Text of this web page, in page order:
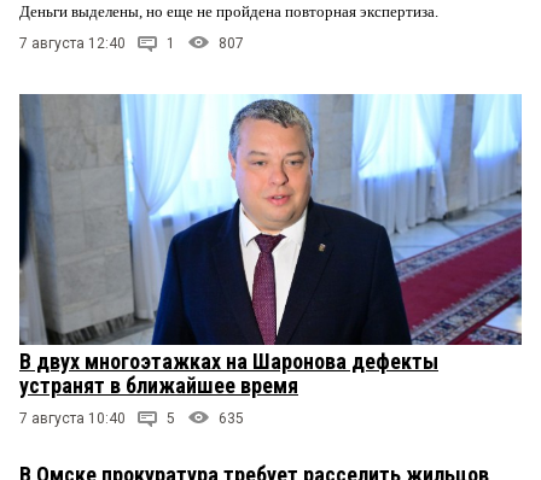
Деньги выделены, но еще не пройдена повторная экспертиза.
7 августа 12:40 1 807
В двух многоэтажках на Шаронова дефекты
устранят в ближайшее время
7 августа 10:40 5 635
В Омске прокуратура требует расселить жильцов